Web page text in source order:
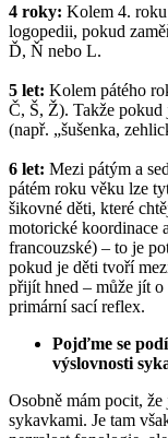
4 roky: Kolem 4.
logopedii, pokud
Ď, Ň nebo L.
5 let: Kolem pátého
Č, Š, Ž). Takže pokud
(např. „šušenka,
6 let: Mezi pátým a
pátém roku věku lze
šikovné děti, které
motorické koordinace
francouzské) – to je
pokud je děti tvoří
přijít hned – může jít
primární sací reflex.
Pojďme se
výslovnosti
Osobně mám pocit, že
sykavkami. Je tam